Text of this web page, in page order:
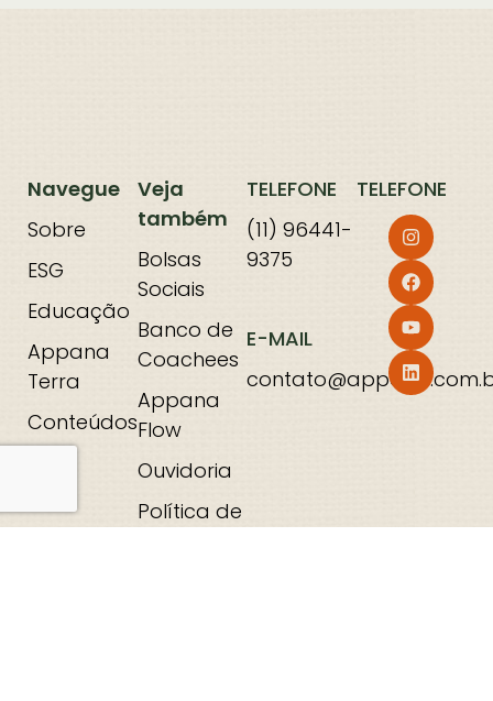
Navegue
Sobre
ESG
Educação
Appana
Terra
Conteúdos
Veja
também
Bolsas
Sociais
Banco de
Coachees
Appana
Flow
Ouvidoria
Política de
TELEFONE
(11) 96441-
9375
E-MAIL
TELEFONE